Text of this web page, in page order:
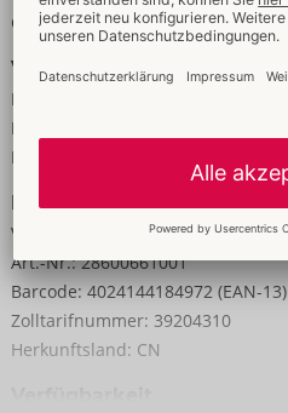
Gewicht: 1057 g
Verpackung
Breite:
Höhe:
Länge:
Informationen
VE / Karton:
Art.-Nr.: 28600661001
Barcode: 4024144184972 (EAN-13)
Zolltarifnummer: 39204310
Herkunftsland: CN